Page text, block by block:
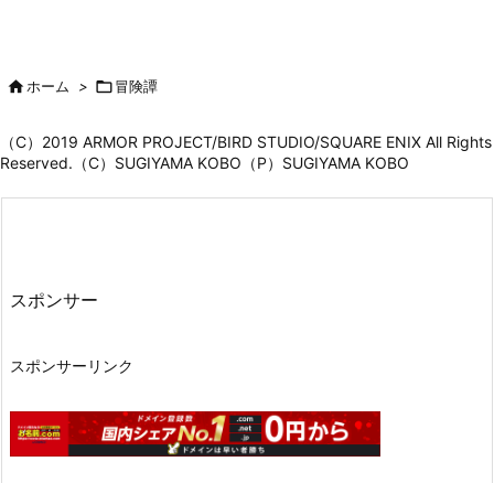
ホーム > 冒険譚
（C）2019 ARMOR PROJECT/BIRD STUDIO/SQUARE ENIX All Rights
Reserved.（C）SUGIYAMA KOBO（P）SUGIYAMA KOBO
スポンサー
スポンサーリンク